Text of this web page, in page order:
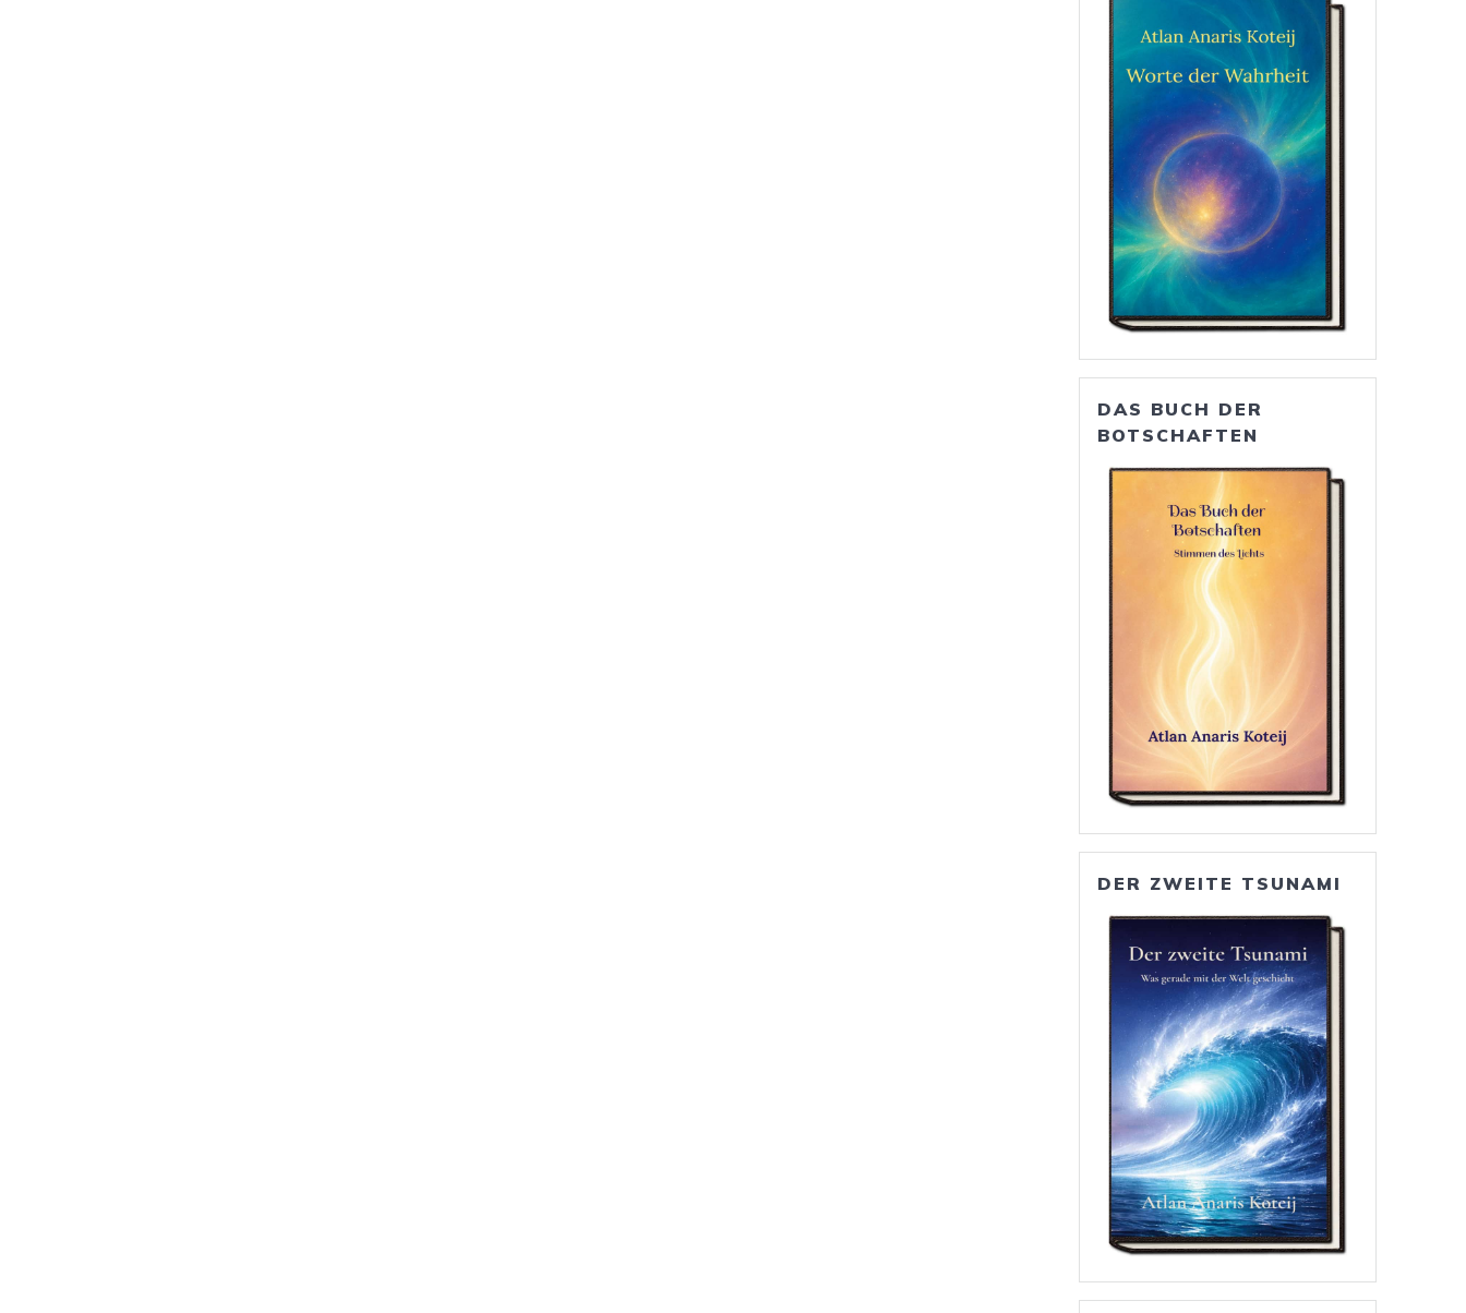
DAS BUCH DER
BOTSCHAFTEN
DER ZWEITE TSUNAMI